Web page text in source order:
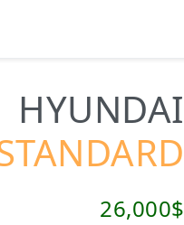
HYUNDAI
26,000$